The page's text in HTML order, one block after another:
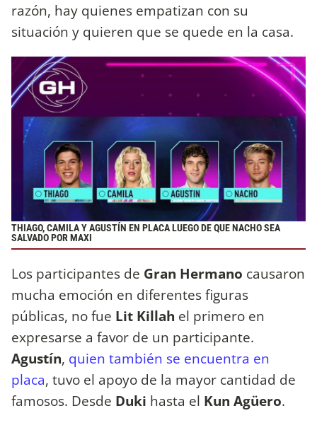
razón, hay quienes empatizan con su
situación y quieren que se quede en la casa.
THIAGO, CAMILA Y AGUSTÍN EN PLACA LUEGO DE QUE NACHO SEA
SALVADO POR MAXI
Los participantes de Gran Hermano causaron
mucha emoción en diferentes figuras
públicas, no fue Lit Killah el primero en
expresarse a favor de un participante.
Agustín, quien también se encuentra en
placa, tuvo el apoyo de la mayor cantidad de
famosos. Desde Duki hasta el Kun Agüero.